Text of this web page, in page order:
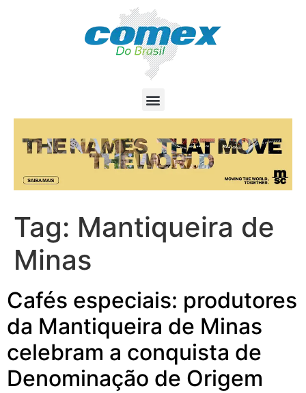
Tag: Mantiqueira de
Minas
Cafés especiais: produtores
da Mantiqueira de Minas
celebram a conquista de
Denominação de Origem